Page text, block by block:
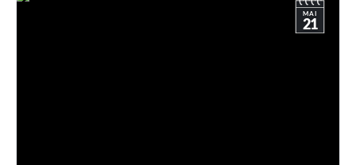
MAI
21